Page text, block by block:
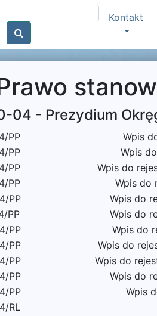
Kontakt
04 - Prezydium
PP
Wpis
PP
Wpis
PP
Wpis do
PP
Wpis do
PP
Wpis do
PP
Wpis do
PP
Wpis do
PP
Wpis do
PP
Wpis do
PP
Wpis do
PP
Wpis
RL